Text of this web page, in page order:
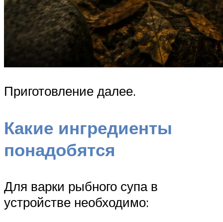
Приготовление далее.
Какие ингредиенты
понадобятся
Для варки рыбного супа в
устройстве необходимо: